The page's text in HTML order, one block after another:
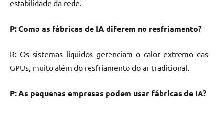
estabilidade da rede.
P: Como as fábricas de IA diferem no resfriamento?
R: Os sistemas líquidos gerenciam o calor extremo das
GPUs, muito além do resfriamento do ar tradicional.
P: As pequenas empresas podem usar fábricas de IA?